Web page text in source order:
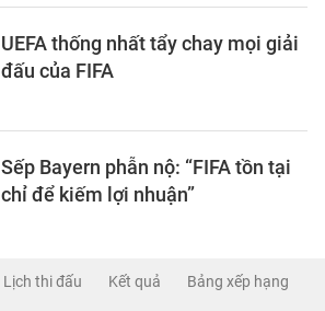
UEFA thống nhất tẩy chay mọi giải
đấu của FIFA
Sếp Bayern phẫn nộ: “FIFA tồn tại
chỉ để kiếm lợi nhuận”
Lịch thi đấu Kết quả Bảng xếp hạng